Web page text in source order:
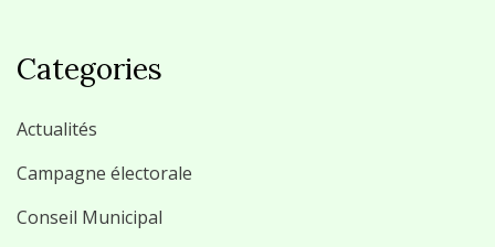
Categories
Actualités
Campagne électorale
Conseil Municipal